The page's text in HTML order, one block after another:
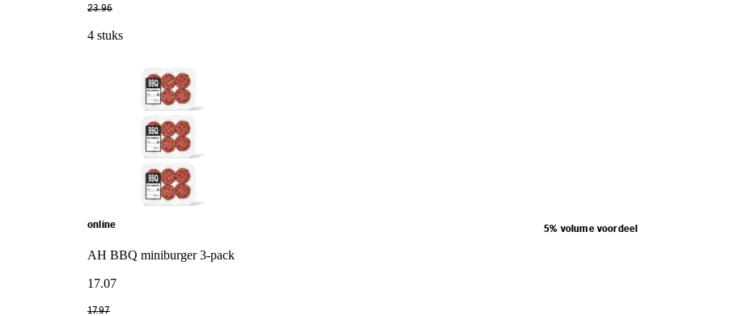
23.96
4 stuks
online 5% volume voordeel
AH BBQ miniburger 3-pack
17.07
17.97